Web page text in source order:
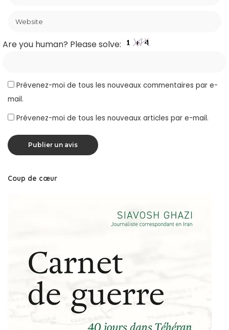
Are you human? Please solve:
Prévenez-moi de tous les nouveaux commentaires par e-
mail.
Prévenez-moi de tous les nouveaux articles par e-mail.
Coup de cœur